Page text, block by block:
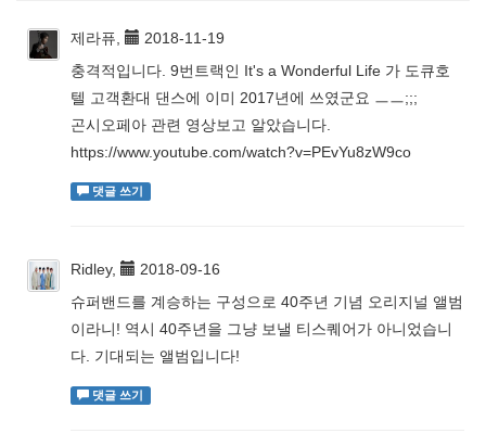
제라퓨,
2018-11-19
충격적입니다. 9번트랙인 It's a Wonderful Life 가 도큐호
텔 고객환대 댄스에 이미 2017년에 쓰였군요 ㅡㅡ;;;
곤시오페아 관련 영상보고 알았습니다.
https://www.youtube.com/watch?v=PEvYu8zW9co
댓글 쓰기
Ridley,
2018-09-16
슈퍼밴드를 계승하는 구성으로 40주년 기념 오리지널 앨범
이라니! 역시 40주년을 그냥 보낼 티스퀘어가 아니었습니
다. 기대되는 앨범입니다!
댓글 쓰기